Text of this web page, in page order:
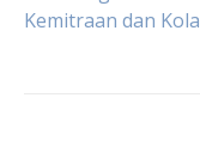
Kemitraan dan